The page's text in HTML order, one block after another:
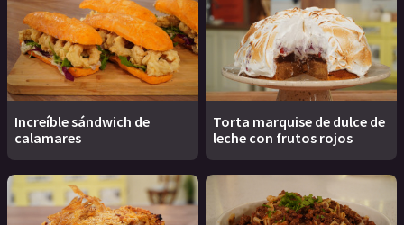
Increíble sándwich de
calamares
Torta marquise de dulce de
leche con frutos rojos